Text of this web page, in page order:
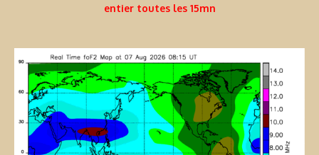
entier toutes les 15mn